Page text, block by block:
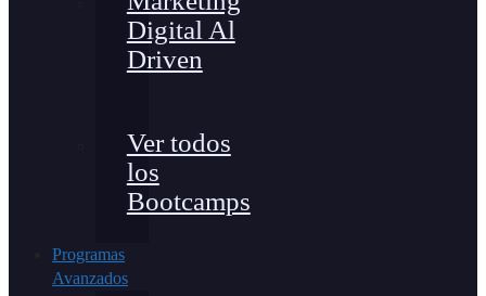
Digital Al
Driven
Ver todos
los
Bootcamps
Programas
Avanzados